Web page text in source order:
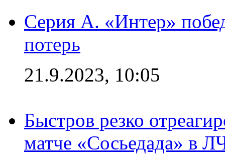
Серия А. «Интер»
потерь
21.9.2023, 10:05
Быстров резко
матче «Сосьедада» в